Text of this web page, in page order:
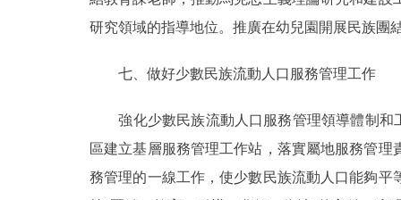
研究領域的指導地位。推廣在幼兒園開展民族團
七、做好少數民族流動人口服務管理工作
強化少數民族流動人口服務管理領導體制和
區建立基層服務管理工作站，落實屬地服務管
務管理的一線工作，使少數民族流動人口能夠